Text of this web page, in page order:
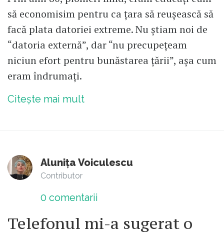
să economisim pentru ca țara să reușească să
facă plata datoriei extreme. Nu știam noi de
“datoria externă”, dar “nu precupețeam
niciun efort pentru bunăstarea țării”, așa cum
eram îndrumați.
Citește mai mult
Alunița Voiculescu
Contributor
0 comentarii
Telefonul mi-a sugerat o